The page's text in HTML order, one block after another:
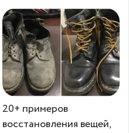
20+ примеров
восстановления вещей,